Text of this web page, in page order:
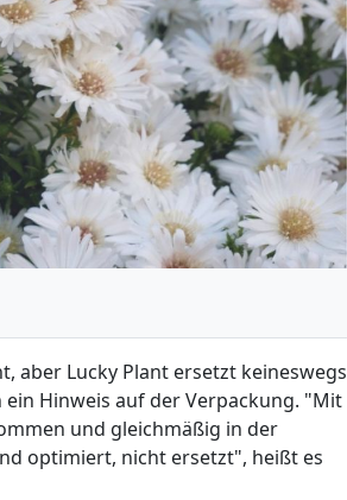
aber Lucky Plant ersetzt keineswegs
Hinweis auf der Verpackung. "Mit
und gleichmäßig in der
optimiert, nicht ersetzt", heißt es